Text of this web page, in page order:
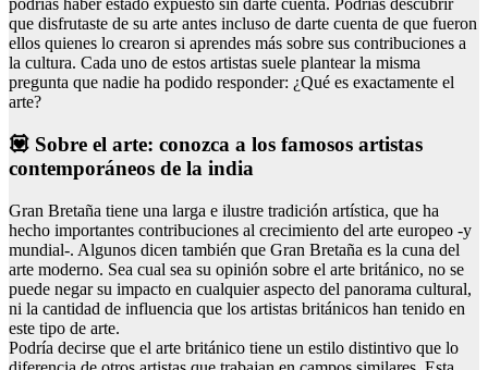
podrías haber estado expuesto sin darte cuenta. Podrías descubrir
que disfrutaste de su arte antes incluso de darte cuenta de que fueron
ellos quienes lo crearon si aprendes más sobre sus contribuciones a
la cultura. Cada uno de estos artistas suele plantear la misma
pregunta que nadie ha podido responder: ¿Qué es exactamente el
arte?
💟 Sobre el arte: conozca a los famosos artistas
contemporáneos de la india
Gran Bretaña tiene una larga e ilustre tradición artística, que ha
hecho importantes contribuciones al crecimiento del arte europeo -y
mundial-. Algunos dicen también que Gran Bretaña es la cuna del
arte moderno. Sea cual sea su opinión sobre el arte británico, no se
puede negar su impacto en cualquier aspecto del panorama cultural,
ni la cantidad de influencia que los artistas británicos han tenido en
este tipo de arte.
Podría decirse que el arte británico tiene un estilo distintivo que lo